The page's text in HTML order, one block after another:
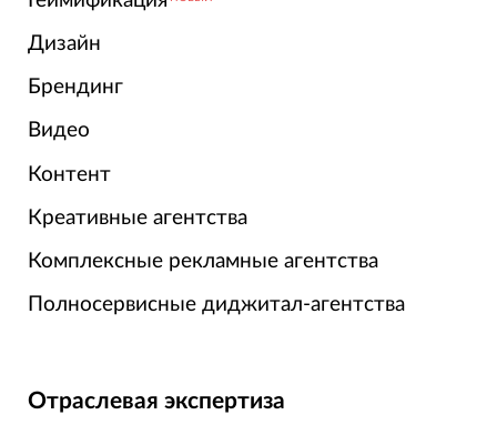
Дизайн
Брендинг
Видео
Контент
Креативные агентства
Комплексные рекламные агентства
Полносервисные диджитал-агентства
Отраслевая экспертиза